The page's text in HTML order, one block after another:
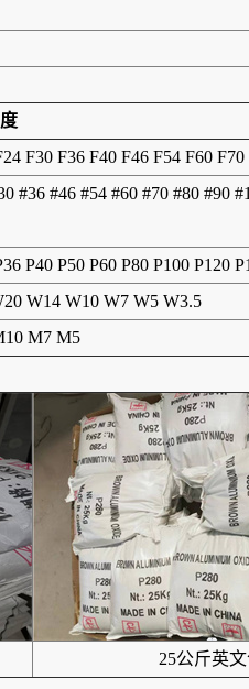
F30 F36 F40 F46 F54 F60
#36 #46 #54 #60 #70 #80 #90
P40 P50 P60 P80 P100 P120
W14 W10 W7 W5 W3.5
M7 M5
25公斤英文